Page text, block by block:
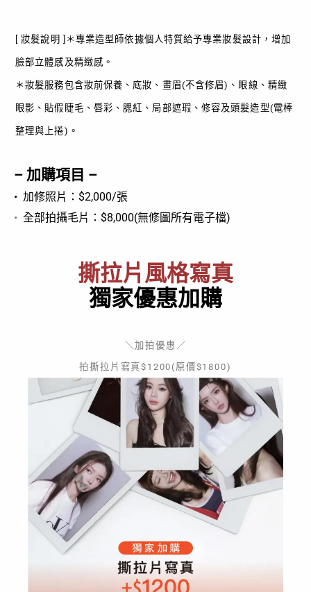
[ 妝髮說明 ] ＊專業造型師依據個人特質給予專業妝髮設計，增加
臉部立體感及精緻感。
＊妝髮服務包含妝前保養、底妝、畫眉(不含修眉)、眼線、精緻
眼影、貼假睫毛、唇彩、腮紅、局部遮瑕、修容及頭髮造型(電棒
整理與上捲)。
– 加購項目 –
• 加修照片：$2,000/張
• 全部拍攝毛片：$8,000(無修圖所有電子檔)
撕拉片風格寫真
獨家優惠加購
＼加拍優惠／
拍撕拉片寫真$1200(原價$1800)